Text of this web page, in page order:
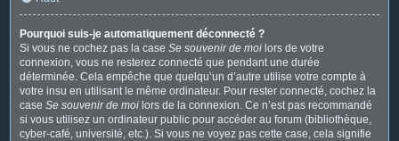
Pourquoi suis-je automatiquement déconnecté ?
Si vous ne cochez pas la case Se souvenir de moi lors de votre
connexion, vous ne resterez connecté que pendant une durée
déterminée. Cela empêche que quelqu’un d’autre utilise votre compte à
votre insu en utilisant le même ordinateur. Pour rester connecté, cochez la
case Se souvenir de moi lors de la connexion. Ce n’est pas recommandé
si vous utilisez un ordinateur public pour accéder au forum (bibliothèque,
cyber-café, université, etc.). Si vous ne voyez pas cette case, cela signifie